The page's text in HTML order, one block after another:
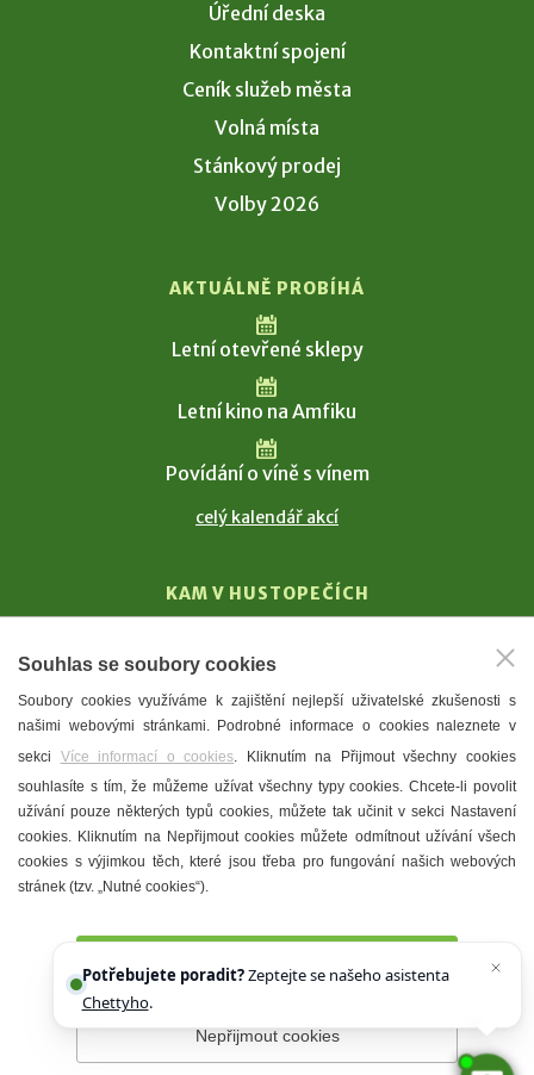
Úřední deska
Kontaktní spojení
Ceník služeb města
Volná místa
Stánkový prodej
Volby 2026
AKTUÁLNĚ PROBÍHÁ
Letní otevřené sklepy
Letní kino na Amfiku
Povídání o víně s vínem
celý kalendář akcí
KAM V HUSTOPEČÍCH
T. G. Masaryk
Mandloně
Ubytování
Restaurace
Městské muzeum a galerie
Denní meníčka
Prohlášení o přístupnosti Správce webu
Souhlas se soubory cookies
Soubory cookies využíváme k zajištění nejlepší uživatelské zkušenosti s
našimi webovými stránkami. Podrobné informace o cookies naleznete v
sekci Více informací o cookies. Kliknutím na Přijmout všechny cookies
souhlasíte s tím, že můžeme užívat všechny typy cookies. Chcete-li povolit
užívání pouze některých typů cookies, můžete tak učinit v sekci Nastavení
cookies. Kliknutím na Nepřijmout cookies můžete odmítnout užívání všech
cookies s výjimkou těch, které jsou třeba pro fungování našich webových
stránek (tzv. „Nutné cookies“).
Nepřijmout cookies
Potřebujete poradit?Zeptejte se našeho asistenta
Chettyho.